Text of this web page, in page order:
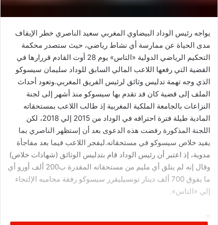
يواجه رئيس الوداد البيضاوي المغربي سعيد الناصري خطر الإيقاف
مدى الحياة عن ممارسة أي نشاط رياضي، حيث ستصدر محكمة
التحكيم الرياضي الدولية «التاس» يوم 28 أوت القادم قررارها في
القضية التي رفعها اللاعب المالي السابق للوداد سليمان سيسوكو
الذي وجه تهمة تدليس وثائق لرئيس الفريق المغربي.وتعود أحداث
الملف إلى قضية كان قد تقدم بها سيسوكو منذ أشهر إلى لجنة
النزاعات بالجامعة الملكية المغربية إذ طالب اللاعب بمستحقاته
المادية طيلة فترة احترافه في الوداد من 2015 إلي 2018، لكن
اللجنة المذكورة رفضت هذه الدعوى بعد أن إستظهر الناصري بما
يفيد خلاص سيسوكو في مستحقاته.ليفجر اللاعب فيما بعد مفاجأة
مدوية، إذ اعتبر أن رئيس الوداد قام بتدليس الوثائق (شهادات خلاص)
وقال إنه لم يتلق أي مليم من مستحقاته المقدرة ب200 ألف أورو أي
ما يفوق 700 ألف دينار تونسيليقرر سيسوكو رفقة محاميه الإلتجاء
إلي «التاس».